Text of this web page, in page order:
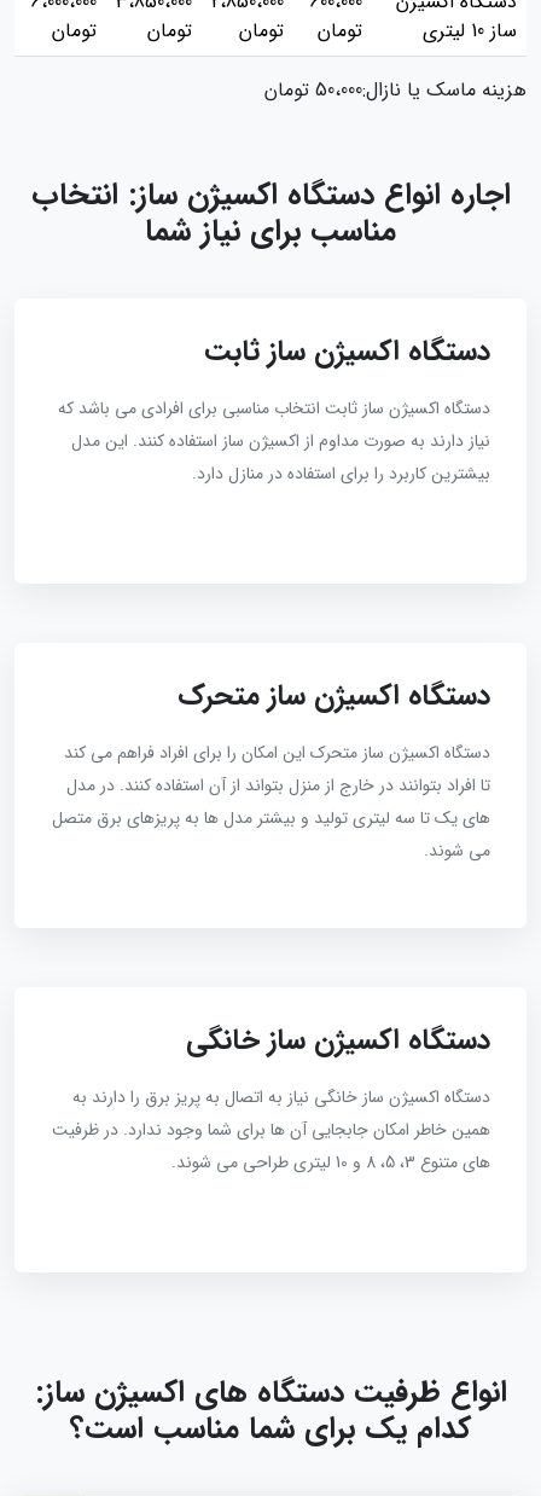
ساز 10 لیتری
تومان
تومان
تومان
تومان
هزینه ماسک یا نازال:50،000 تومان
اجاره انواع دستگاه‌ اکسیژن‌ ساز: انتخاب
مناسب برای نیاز شما
دستگاه اکسیژن ساز ثابت
دستگاه اکسیژن ساز ثابت انتخاب مناسبی برای افرادی می باشد که
نیاز دارند به صورت مداوم از اکسیژن ساز استفاده کنند. این مدل
بیشترین کاربرد را برای استفاده در منازل دارد.
دستگاه اکسیژن ساز متحرک
دستگاه اکسیژن ساز متحرک این امکان را برای افراد فراهم می کند
تا افراد بتوانند در خارج از منزل بتواند از آن استفاده کنند. در مدل
های یک تا سه لیتری تولید و بیشتر مدل‌ ها به پریزهای برق متصل
می‌ شوند.
دستگاه اکسیژن ساز خانگی
دستگاه اکسیژن ساز خانگی نیاز به اتصال به پریز برق را دارند به
همین خاطر امکان جابجایی آن ها برای شما وجود ندارد. در ظرفیت
های متنوع 3، 5، 8 و 10 لیتری طراحی می شوند.
انواع ظرفیت دستگاه‌ های اکسیژن‌ ساز:
کدام یک برای شما مناسب است؟